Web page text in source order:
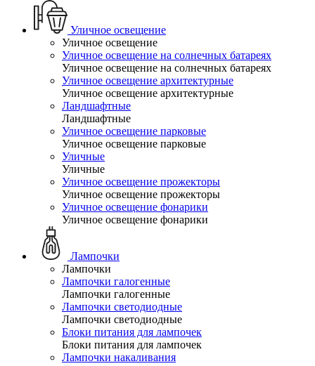
Уличное освещение
Уличное освещение
Уличное освещение на солнечных батареях
Уличное освещение на солнечных батареях
Уличное освещение архитектурные
Уличное освещение архитектурные
Ландшафтные
Ландшафтные
Уличное освещение парковые
Уличное освещение парковые
Уличные
Уличные
Уличное освещение прожекторы
Уличное освещение прожекторы
Уличное освещение фонарики
Уличное освещение фонарики
Лампочки
Лампочки
Лампочки галогенные
Лампочки галогенные
Лампочки светодиодные
Лампочки светодиодные
Блоки питания для лампочек
Блоки питания для лампочек
Лампочки накаливания